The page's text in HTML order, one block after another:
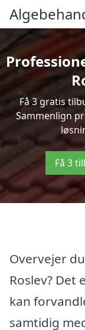
Få 3 gratis
Sammenlign
Få 3
Overvejer
Roslev? Det
kan
samtidig